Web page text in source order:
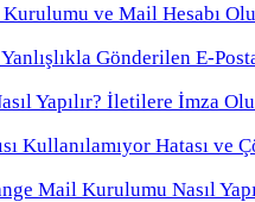
ve Mail Hesabı
Gönderilen E-
Yapılır? İletilere İmza
Kullanılamıyor Hatası ve
Mail Kurulumu Nasıl